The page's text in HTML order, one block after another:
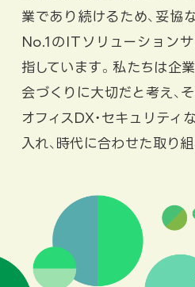
業であり続けるため、妥協
No.1のITソリューション
指しています。私たちは企
会づくりに大切だと考え、
オフィスDX・セキュリティ
入れ、時代に合わせた取り